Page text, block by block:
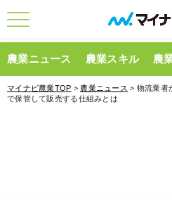
農業ニュース 農業スキル 農
マイナビ農業TOP > 農業ニュース > 物流業者
で保管して販売する仕組みとは